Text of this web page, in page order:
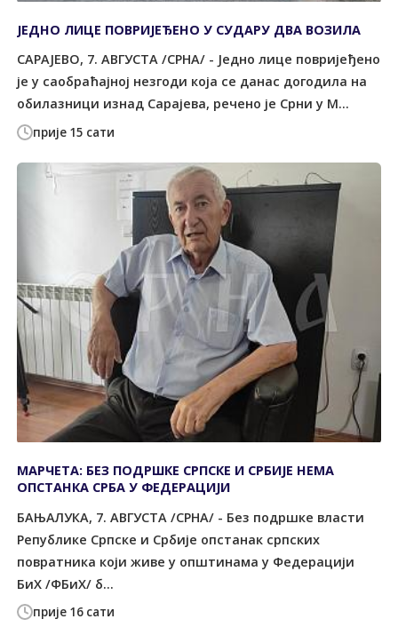
прије 15 сати
ЈЕДНО ЛИЦЕ ПОВРИЈЕЂЕНО У СУДАРУ ДВА ВОЗИЛА
САРАЈЕВО, 7. АВГУСТА /СРНА/ - Једно лице повријеђено
је у саобраћајној незгоди која се данас догодила на
обилазници изнад Сарајева, речено је Срни у М...
прије 16 сати
МАРЧЕТА: БЕЗ ПОДРШКЕ СРПСКЕ И СРБИЈЕ НЕМА
ОПСТАНКА СРБА У ФЕДЕРАЦИЈИ
БАЊАЛУКА, 7. АВГУСТА /СРНА/ - Без подршке власти
Републике Српске и Србије опстанак српских
повратника који живе у општинама у Федерацији
БиХ /ФБиХ/ б...